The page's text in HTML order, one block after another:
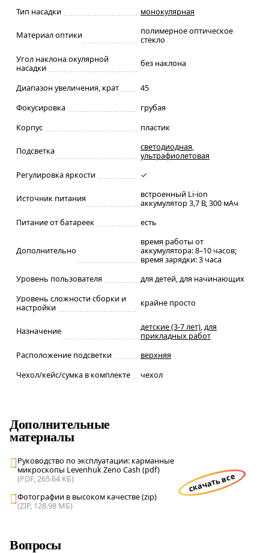
Тип насадки монокулярная
Материал оптики
полимерное оптическое
стекло
Угол наклона окулярной
насадки
без наклона
Диапазон увеличения, крат
45
Фокусировка
грубая
Корпус
пластик
Подсветка светодиодная,
ультрафиолетовая
Регулировка яркости
✓
Источник питания
встроенный Li-ion
аккумулятор 3,7 В, 300 мАч
Питание от батареек
есть
Дополнительно
время работы от
аккумулятора: 8–10 часов;
время зарядки: 3 часа
Уровень пользователя
для детей, для начинающих
Уровень сложности сборки и
настройки
крайне просто
Назначение детские (3-7 лет),для
прикладных работ
Расположение подсветки
верхняя
Чехол/кейс/сумка в комплекте
чехол
Дополнительные
материалы
Руководство по эксплуатации: карманные
микроскопы Levenhuk Zeno Cash (pdf)
(PDF, 265.64 КБ)
Фотографии в высоком качестве (zip)
(ZIP, 128.98 МБ)
скачать все
Вопросы